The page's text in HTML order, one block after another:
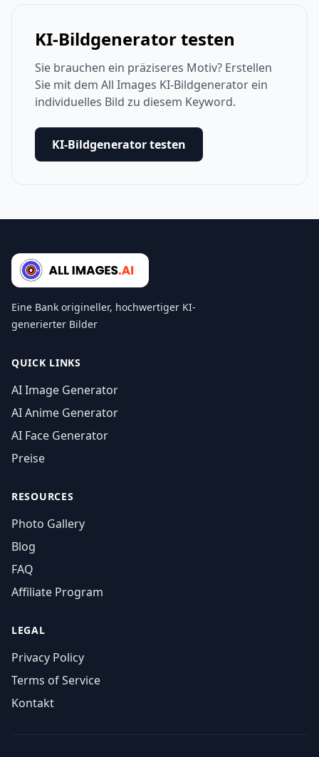
KI-Bildgenerator testen
Sie brauchen ein präziseres Motiv? Erstellen
Sie mit dem All Images KI-Bildgenerator ein
individuelles Bild zu diesem Keyword.
KI-Bildgenerator testen
Eine Bank origineller, hochwertiger KI-
generierter Bilder
QUICK LINKS
AI Image Generator
AI Anime Generator
AI Face Generator
Preise
RESOURCES
Photo Gallery
Blog
FAQ
Affiliate Program
LEGAL
Privacy Policy
Terms of Service
Kontakt